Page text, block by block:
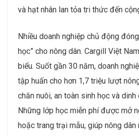
và hạt nhân lan tỏa tri thức đến
Nhiều doanh nghiệp chủ động
học” cho nông dân. Cargill Việt
biểu. Suốt gần 30 năm, doanh
tập huấn cho hơn 1,7 triệu lượt
chăn nuôi, an toàn sinh học và
Những lớp học miễn phí được mở
hoặc trang trại mẫu, giúp nông dân